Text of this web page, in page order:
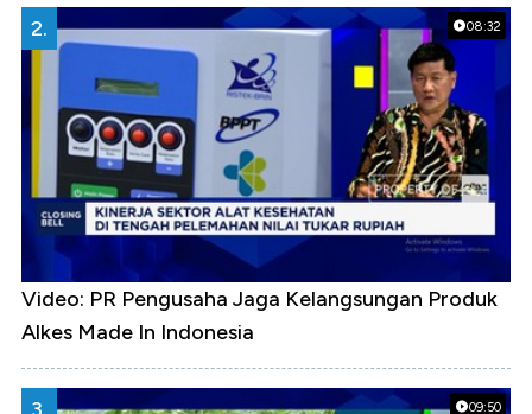
08:32
2.
Video: PR Pengusaha Jaga Kelangsungan Produk
Alkes Made In Indonesia
09:50